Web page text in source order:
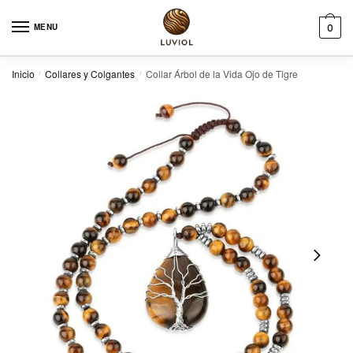
MENU 0
Inicio / Collares y Colgantes / Collar Árbol de la Vida Ojo de Tigre